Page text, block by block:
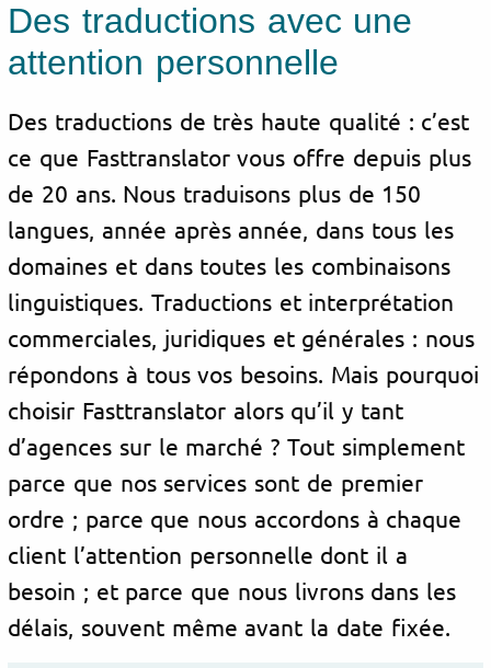
Des traductions avec une
attention personnelle
Des traductions de très haute qualité : c’est
ce que Fasttranslator vous offre depuis plus
de 20 ans. Nous traduisons plus de 150
langues, année après année, dans tous les
domaines et dans toutes les combinaisons
linguistiques. Traductions et interprétation
commerciales, juridiques et générales : nous
répondons à tous vos besoins. Mais pourquoi
choisir Fasttranslator alors qu’il y tant
d’agences sur le marché ? Tout simplement
parce que nos services sont de premier
ordre ; parce que nous accordons à chaque
client l’attention personnelle dont il a
besoin ; et parce que nous livrons dans les
délais, souvent même avant la date fixée.